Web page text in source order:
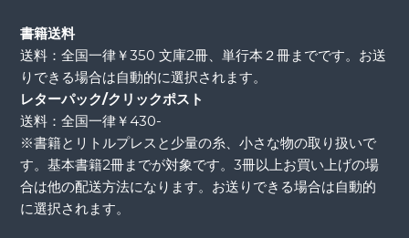
書籍送料
送料：全国一律￥350 文庫2冊、単行本２冊までです。お送
りできる場合は自動的に選択されます。
レターパック/クリックポスト
送料：全国一律￥430-
※書籍とリトルプレスと少量の糸、小さな物の取り扱いで
す。基本書籍2冊までが対象です。3冊以上お買い上げの場
合は他の配送方法になります。お送りできる場合は自動的
に選択されます。